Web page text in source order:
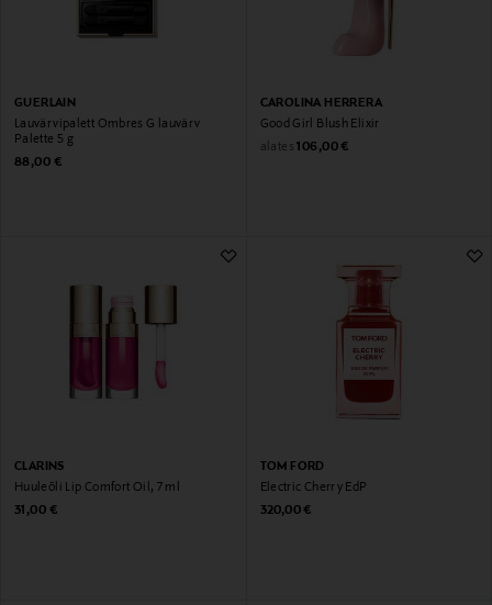
GUERLAIN
Lauvärvipalett Ombres G lauvärv
Palette 5 g
Original Price
88,00 €
CAROLINA HERRERA
Good Girl Blush Elixir
alates Original Price
106,00 €
CLARINS
Huuleõli Lip Comfort Oil, 7 ml
Original Price
31,00 €
TOM FORD
Electric Cherry EdP
Original Price
320,00 €